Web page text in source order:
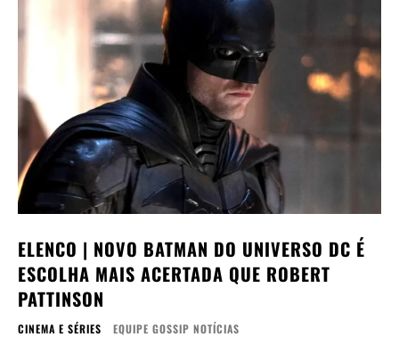
ELENCO | NOVO BATMAN DO UNIVERSO DC É
ESCOLHA MAIS ACERTADA QUE ROBERT
PATTINSON
CINEMA E SÉRIES EQUIPE GOSSIP NOTÍCIAS